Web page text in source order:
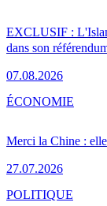
EXCLUSIF :
dans son
07.08.2026
Merci la Chine :
27.07.2026
ÉCONOMIE
POLITIQUE